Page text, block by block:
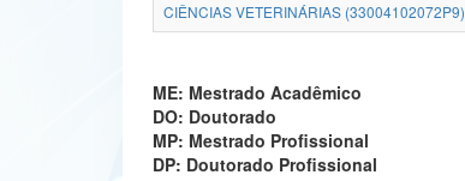
CIÊNCIAS VETERINÁRIAS (33004102072P9)
ME: Mestrado Acadêmico
DO: Doutorado
MP: Mestrado Profissional
DP: Doutorado Profissional